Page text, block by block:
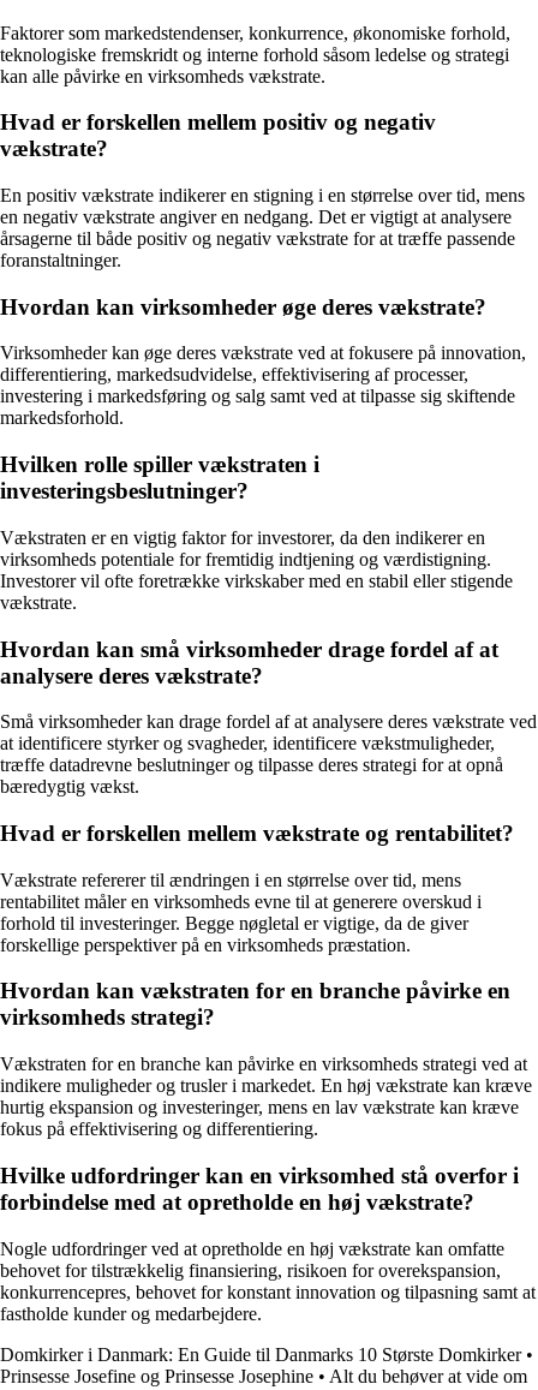
Faktorer som markedstendenser, konkurrence, økonomiske forhold,
teknologiske fremskridt og interne forhold såsom ledelse og strategi
kan alle påvirke en virksomheds vækstrate.
Hvad er forskellen mellem positiv og negativ
vækstrate?
En positiv vækstrate indikerer en stigning i en størrelse over tid, mens
en negativ vækstrate angiver en nedgang. Det er vigtigt at analysere
årsagerne til både positiv og negativ vækstrate for at træffe passende
foranstaltninger.
Hvordan kan virksomheder øge deres vækstrate?
Virksomheder kan øge deres vækstrate ved at fokusere på innovation,
differentiering, markedsudvidelse, effektivisering af processer,
investering i markedsføring og salg samt ved at tilpasse sig skiftende
markedsforhold.
Hvilken rolle spiller vækstraten i
investeringsbeslutninger?
Vækstraten er en vigtig faktor for investorer, da den indikerer en
virksomheds potentiale for fremtidig indtjening og værdistigning.
Investorer vil ofte foretrække virkskaber med en stabil eller stigende
vækstrate.
Hvordan kan små virksomheder drage fordel af at
analysere deres vækstrate?
Små virksomheder kan drage fordel af at analysere deres vækstrate ved
at identificere styrker og svagheder, identificere vækstmuligheder,
træffe datadrevne beslutninger og tilpasse deres strategi for at opnå
bæredygtig vækst.
Hvad er forskellen mellem vækstrate og rentabilitet?
Vækstrate refererer til ændringen i en størrelse over tid, mens
rentabilitet måler en virksomheds evne til at generere overskud i
forhold til investeringer. Begge nøgletal er vigtige, da de giver
forskellige perspektiver på en virksomheds præstation.
Hvordan kan vækstraten for en branche påvirke en
virksomheds strategi?
Vækstraten for en branche kan påvirke en virksomheds strategi ved at
indikere muligheder og trusler i markedet. En høj vækstrate kan kræve
hurtig ekspansion og investeringer, mens en lav vækstrate kan kræve
fokus på effektivisering og differentiering.
Hvilke udfordringer kan en virksomhed stå overfor i
forbindelse med at opretholde en høj vækstrate?
Nogle udfordringer ved at opretholde en høj vækstrate kan omfatte
behovet for tilstrækkelig finansiering, risikoen for overekspansion,
konkurrencepres, behovet for konstant innovation og tilpasning samt at
fastholde kunder og medarbejdere.
Domkirker i Danmark: En Guide til Danmarks 10 Største Domkirker•
Prinsesse Josefine og Prinsesse Josephine • Alt du behøver at vide om